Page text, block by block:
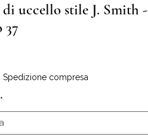
di uccello stile J. Smith -
37
Spedizione compresa
*